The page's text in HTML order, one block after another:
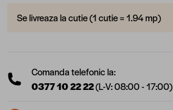
Se livreaza la cutie (1 cutie = 1.94 mp)
Comanda telefonic la:
0377 10 22 22(L-V: 08:00 - 17:00)